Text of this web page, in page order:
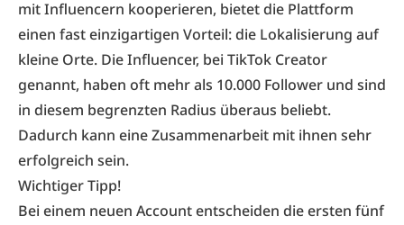
mit Influencern kooperieren, bietet die Plattform
einen fast einzigartigen Vorteil: die Lokalisierung auf
kleine Orte. Die Influencer, bei TikTok Creator
genannt, haben oft mehr als 10.000 Follower und sind
in diesem begrenzten Radius überaus beliebt.
Dadurch kann eine Zusammenarbeit mit ihnen sehr
erfolgreich sein.
Wichtiger Tipp!
Bei einem neuen Account entscheiden die ersten fünf